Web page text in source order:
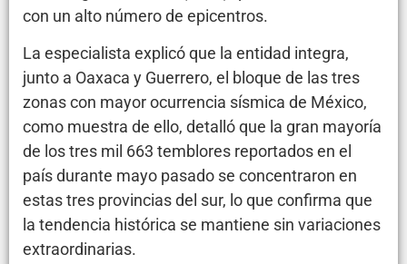
con un alto número de epicentros.
La especialista explicó que la entidad integra,
junto a Oaxaca y Guerrero, el bloque de las tres
zonas con mayor ocurrencia sísmica de México,
como muestra de ello, detalló que la gran mayoría
de los tres mil 663 temblores reportados en el
país durante mayo pasado se concentraron en
estas tres provincias del sur, lo que confirma que
la tendencia histórica se mantiene sin variaciones
extraordinarias.